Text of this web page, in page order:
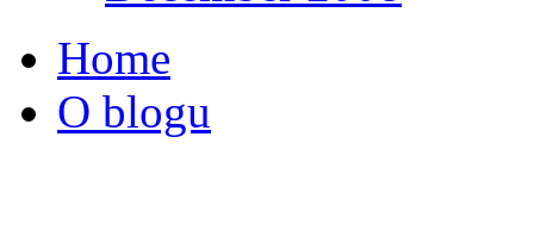
Home
O blogu